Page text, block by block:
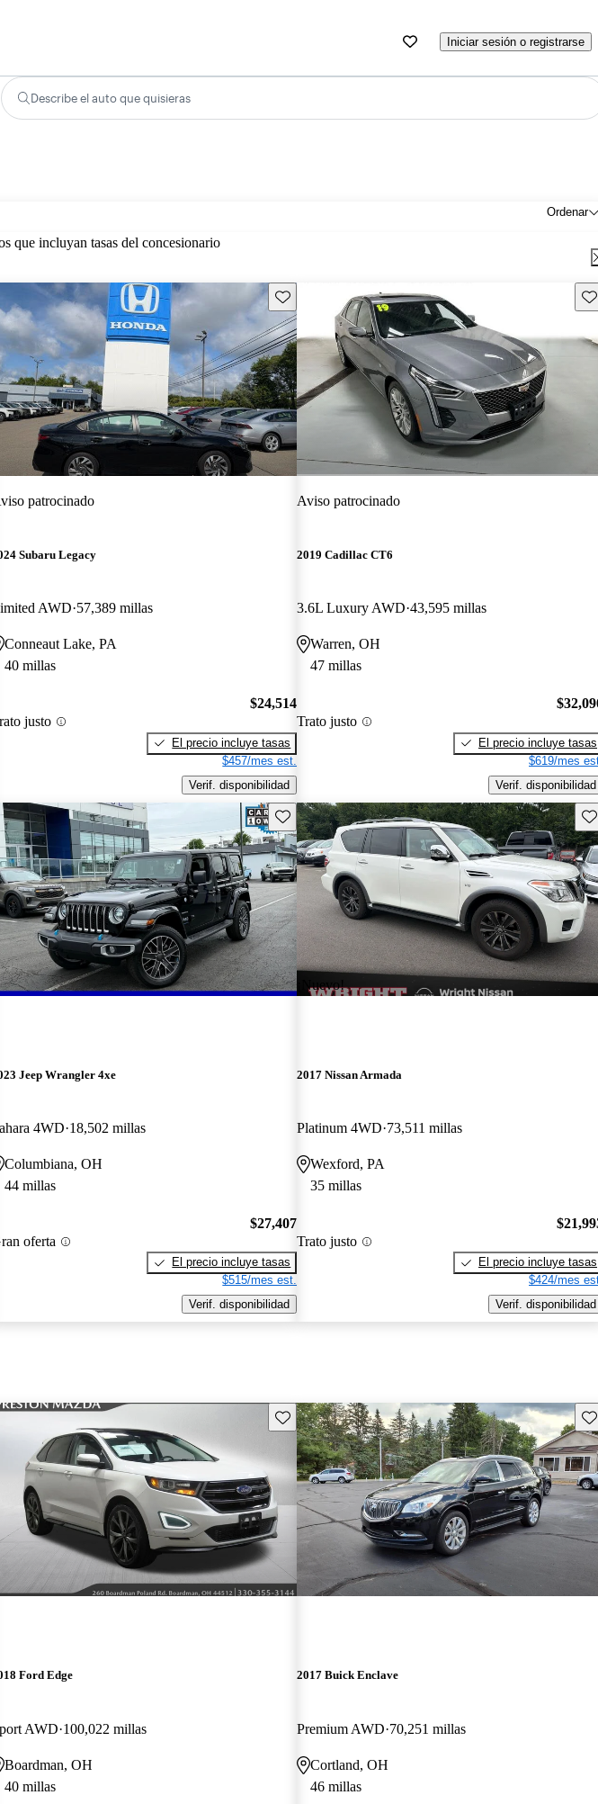
Iniciar sesión o registrarse
Describe el auto que quisieras
Ordenar
que incluyan tasas del concesionario
este Aviso Guarda este Aviso
patrocinado
Subaru Legacy
AWD 57,389 millas
Conneaut Lake, PA
40 millas
justo
$24,514
El precio incluye tasas
$457/mes est.
Verif. disponibilidad
Aviso patrocinado
2019 Cadillac CT6
3.6L Luxury AWD 43,595 millas
Warren, OH
47 millas
Trato justo
El precio incluye tasas
$619/mes
Verif. disponibilidad
este Aviso Guarda este Aviso
Jeep Wrangler 4xe
4WD 18,502 millas
Columbiana, OH
44 millas
oferta
$27,407
El precio incluye tasas
$515/mes est.
Verif. disponibilidad
¡Nuevo!
2017 Nissan Armada
Platinum 4WD 73,511 millas
Wexford, PA
35 millas
Trato justo
El precio incluye tasas
$424/mes
Verif. disponibilidad
este Aviso Guarda este Aviso
Ford Edge
AWD 100,022 millas
Boardman, OH
40 millas
2017 Buick Enclave
Premium AWD 70,251 millas
Cortland, OH
46 millas